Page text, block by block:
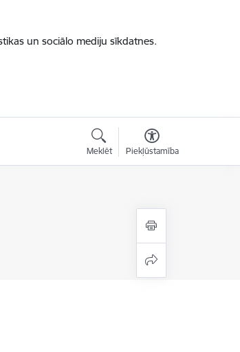
un sociālo mediju sīkdatnes.
Meklēt Piekļūstamība